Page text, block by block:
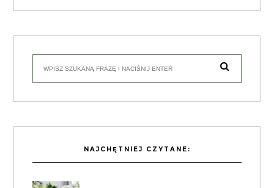
NAJCHĘTNIEJ CZYTANE: